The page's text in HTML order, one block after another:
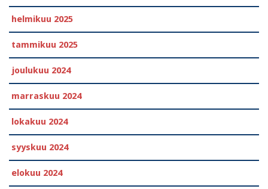
helmikuu 2025
tammikuu 2025
joulukuu 2024
marraskuu 2024
lokakuu 2024
syyskuu 2024
elokuu 2024